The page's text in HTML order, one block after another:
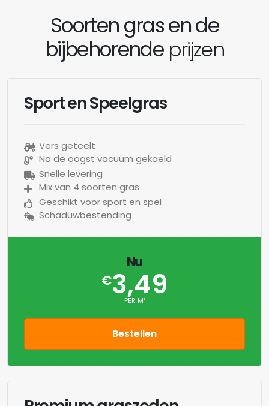
Soorten gras en de
bijbehorendeprijzen
Sport en Speelgras
Vers geteelt
Na de oogst vacuüm gekoeld
Snelle levering
Mix van 4 soorten gras
Geschikt voor sport en spel
Schaduwbestending
Nu
€3,49
PER M²
Bestellen